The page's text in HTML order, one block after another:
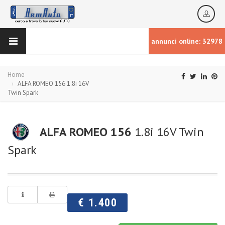
annunci online: 32978
Home
ALFA ROMEO 156 1.8i 16V
Twin Spark
ALFA ROMEO 156 1.8i 16V Twin
Spark
€ 1.400